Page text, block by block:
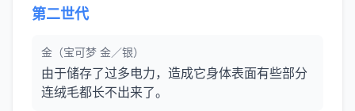
第二世代
金（宝可梦 金／银）
由于储存了过多电力，造成它身体表面有些部分
连绒毛都长不出来了。